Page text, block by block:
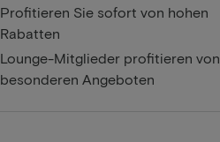
Profitieren Sie sofort von hohen
Rabatten
Lounge-Mitglieder profitieren von
besonderen Angeboten